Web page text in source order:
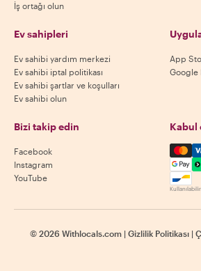
İş ortağı olun
Ev sahipleri
Ev sahibi yardım merkezi
Ev sahibi iptal politikası
Ev sahibi şartlar ve koşulları
Ev sahibi olun
App
Google
Bizi takip edin
Facebook
Instagram
YouTube
Kabul
© 2026 Withlocals.com | Gizlilik Politikası |